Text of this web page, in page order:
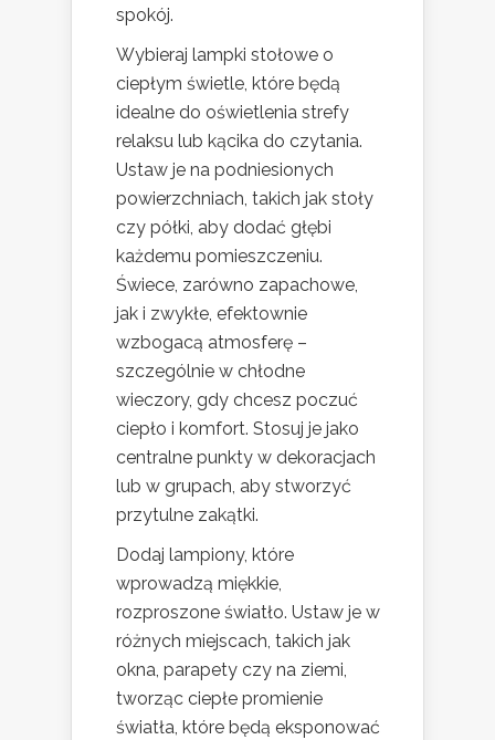
spokój.
Wybieraj lampki stołowe o
ciepłym świetle, które będą
idealne do oświetlenia strefy
relaksu lub kącika do czytania.
Ustaw je na podniesionych
powierzchniach, takich jak stoły
czy półki, aby dodać głębi
każdemu pomieszczeniu.
Świece, zarówno zapachowe,
jak i zwykłe, efektownie
wzbogacą atmosferę –
szczególnie w chłodne
wieczory, gdy chcesz poczuć
ciepło i komfort. Stosuj je jako
centralne punkty w dekoracjach
lub w grupach, aby stworzyć
przytulne zakątki.
Dodaj lampiony, które
wprowadzą miękkie,
rozproszone światło. Ustaw je w
różnych miejscach, takich jak
okna, parapety czy na ziemi,
tworząc ciepłe promienie
światła, które będą eksponować